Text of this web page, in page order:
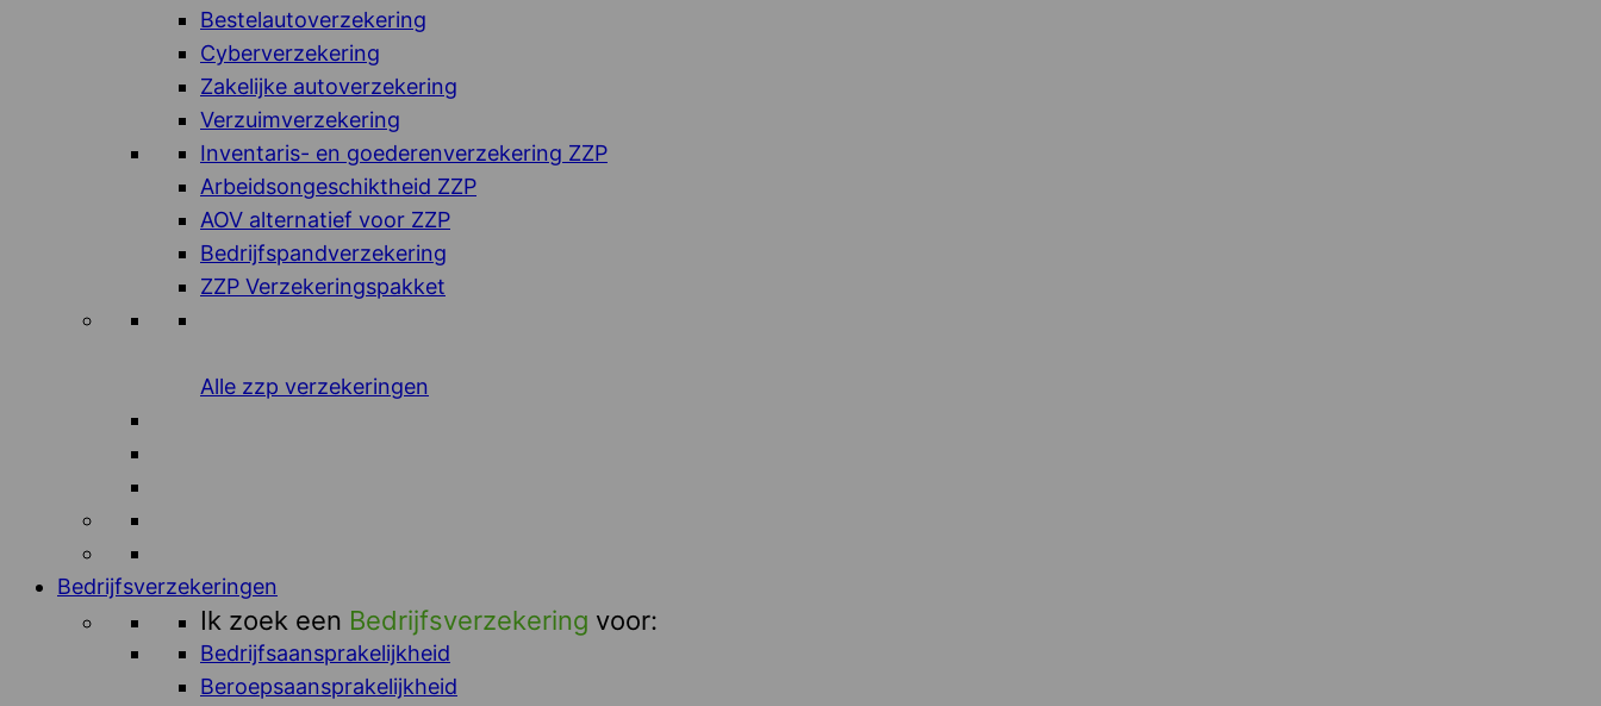
Bestelautoverzekering
Cyberverzekering
Zakelijke autoverzekering
Verzuimverzekering
Inventaris- en goederenverzekering ZZP
Arbeidsongeschiktheid ZZP
AOV alternatief voor ZZP
Bedrijfspandverzekering
ZZP Verzekeringspakket
Alle zzp verzekeringen
Bedrijfsverzekeringen
Ik zoek een Bedrijfsverzekering voor:
Bedrijfsaansprakelijkheid
Beroepsaansprakelijkheid